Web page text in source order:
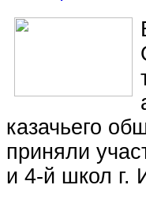
казачьего
приняли
и 4-й школ г.